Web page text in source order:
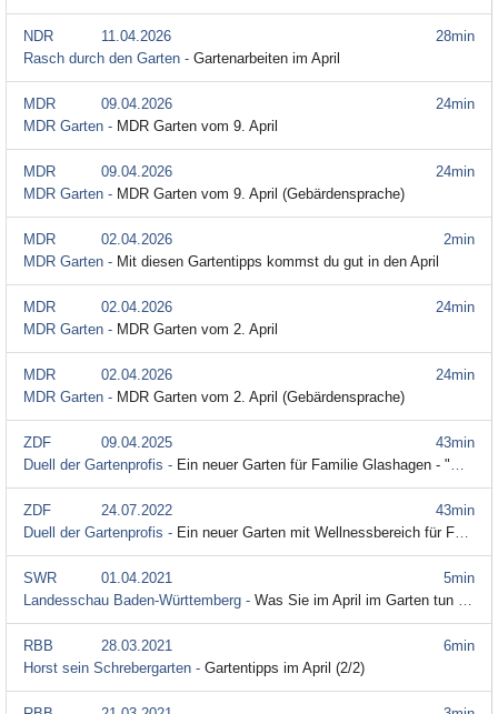
28min
NDR
11.04.2026
Rasch durch den Garten - Gartenarbeiten im April
24min
MDR
09.04.2026
MDR Garten - MDR Garten vom 9. April
24min
MDR
09.04.2026
MDR Garten - MDR Garten vom 9. April (Gebärdensprache)
2min
MDR
02.04.2026
MDR Garten - Mit diesen Gartentipps kommst du gut in den April
24min
MDR
02.04.2026
MDR Garten - MDR Garten vom 2. April
24min
MDR
02.04.2026
MDR Garten - MDR Garten vom 2. April (Gebärdensprache)
43min
ZDF
09.04.2025
Duell der Gartenprofis - Ein neuer Garten für Familie Glashagen - "Mein grünes Paradies" vom 9. April 2025
43min
ZDF
24.07.2022
Duell der Gartenprofis - Ein neuer Garten mit Wellnessbereich für Familie Zielke - "Duell der Gartenprofis" vom 04. April 2025 (S2022/E13)
5min
SWR
01.04.2021
Landesschau Baden-Württemberg - Was Sie im April im Garten tun können
6min
RBB
28.03.2021
Horst sein Schrebergarten - Gartentipps im April (2/2)